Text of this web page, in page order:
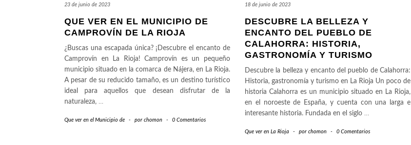
23 de junio de 2023
QUE VER EN EL MUNICIPIO DE
CAMPROVÍN DE LA RIOJA
¿Buscas una escapada única? ¡Descubre el encanto de
Camprovín en La Rioja! Camprovín es un pequeño
municipio situado en la comarca de Nájera, en La Rioja.
A pesar de su reducido tamaño, es un destino turístico
ideal para aquellos que desean disfrutar de la
naturaleza, …
Que ver en el Municipio de - por chomon - 0 Comentarios
18 de junio de 2023
DESCUBRE LA BELLEZA Y
ENCANTO DEL PUEBLO DE
CALAHORRA: HISTORIA,
GASTRONOMÍA Y TURISMO
Descubre la belleza y encanto del pueblo de Calahorra:
Historia, gastronomía y turismo en La Rioja Un poco de
historia Calahorra es un municipio situado en La Rioja,
en el noroeste de España, y cuenta con una larga e
interesante historia. Fundada en el siglo …
Que ver en La Rioja - por chomon - 0 Comentarios